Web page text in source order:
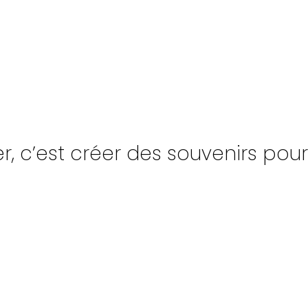
c’est créer des souvenirs